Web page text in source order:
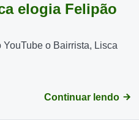
elogia Felipão
o Bairrista, Lisca
Continuar lendo